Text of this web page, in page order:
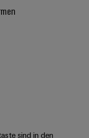
sind in den